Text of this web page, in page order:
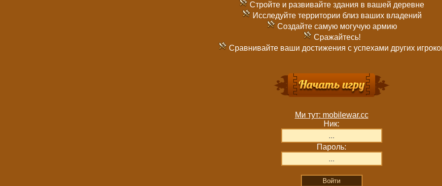
Стройте и развивайте здания в вашей деревне
Исследуйте территории близ ваших владений
Создайте самую могучую армию
Сражайтесь!
Сравнивайте ваши достижения с успехами других
Ми тут: mobilewar.cc
Ник:
Пароль: